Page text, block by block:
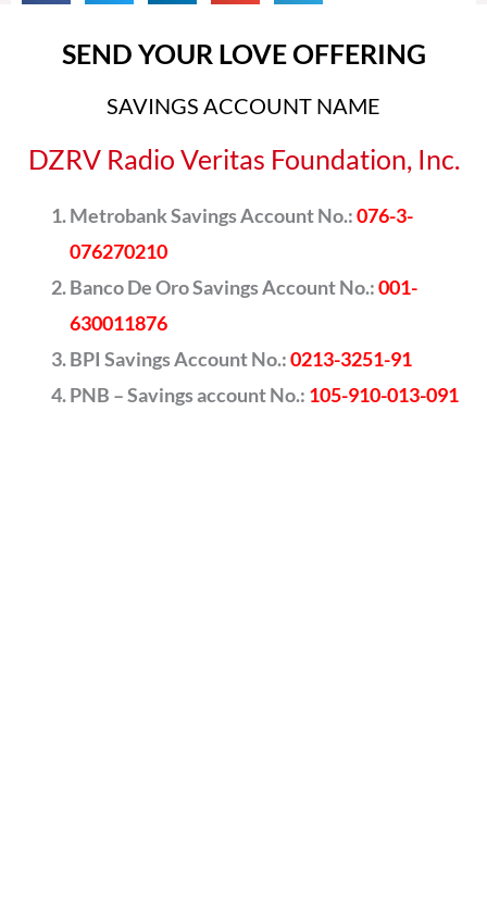
SEND YOUR LOVE OFFERING
SAVINGS ACCOUNT NAME
DZRV Radio Veritas Foundation, Inc.
Metrobank Savings Account No.:076-3-
076270210
Banco De Oro Savings Account No.:001-
630011876
BPI Savings Account No.:0213-3251-91
PNB – Savings account No.: 105-910-013-091